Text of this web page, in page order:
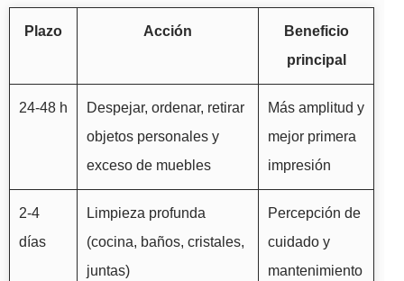
Plazo Acción
Beneficio
principal
24-48 h
Despejar, ordenar, retirar
objetos personales y
exceso de muebles
Más amplitud y
mejor primera
impresión
2-4
días
Limpieza profunda
(cocina, baños, cristales,
juntas)
Percepción de
cuidado y
mantenimiento